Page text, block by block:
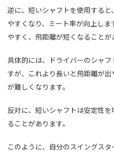
逆に、短いシャフトを使用する
やすくなり、ミート率が向上し
やすく、飛距離が短くなることが
具体的には、ドライバーのシャ
すが、これより長いと飛距離が
が難しくなります。
反対に、短いシャフトは安定性
ることがあります。
このように、自分のスイングス